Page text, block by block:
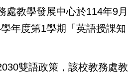
處教學發展中心於114年9月
年度第1學期「英語授課知
雙語政策，該校教務處教